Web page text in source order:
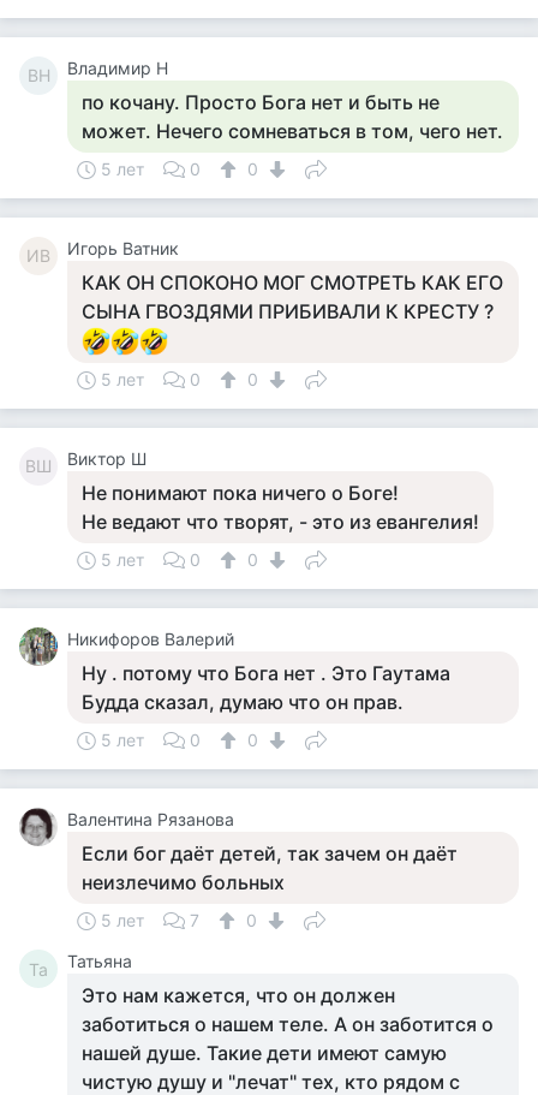
ВН Владимир Н
по кочану. Просто Бога нет и быть не
может. Нечего сомневаться в том, чего нет.
5 лет 0 0
ИВ Игорь Ватник
КАК ОН СПОКОНО МОГ СМОТРЕТЬ КАК ЕГО
СЫНА ГВОЗДЯМИ ПРИБИВАЛИ К КРЕСТУ ?
5 лет 0 0
ВШ Виктор Ш
Не понимают пока ничего о Боге!
Не ведают что творят, - это из евангелия!
5 лет 0 0
Никифоров Валерий
Ну . потому что Бога нет . Это Гаутама
Будда сказал, думаю что он прав.
5 лет 0 0
Валентина Рязанова
Если бог даёт детей, так зачем он даёт
неизлечимо больных
5 лет 7 0
Та Татьяна
Это нам кажется, что он должен
заботиться о нашем теле. А он заботится о
нашей душе. Такие дети имеют самую
чистую душу и "лечат" тех, кто рядом с